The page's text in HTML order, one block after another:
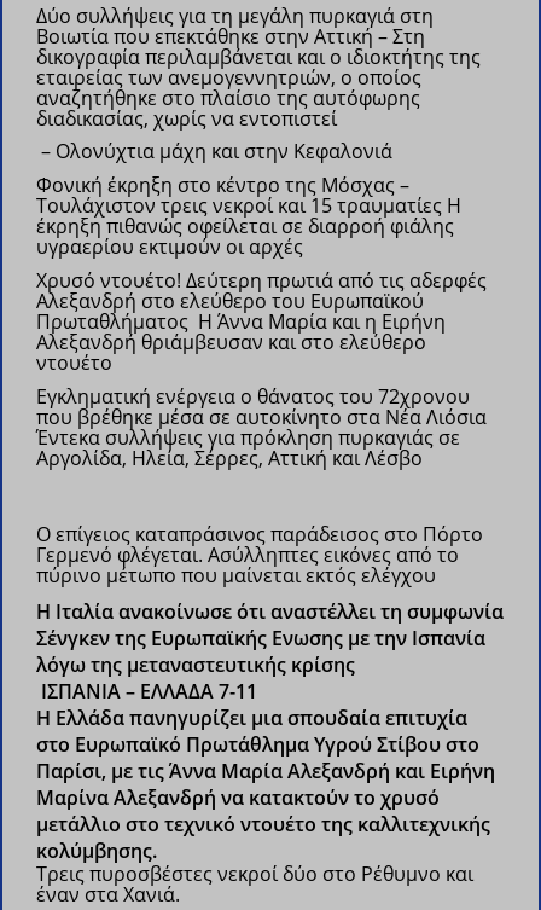
Δύο συλλήψεις για τη μεγάλη πυρκαγιά στη
Βοιωτία που επεκτάθηκε στην Αττική – Στη
δικογραφία περιλαμβάνεται και ο ιδιοκτήτης της
εταιρείας των ανεμογεννητριών, ο οποίος
αναζητήθηκε στο πλαίσιο της αυτόφωρης
διαδικασίας, χωρίς να εντοπιστεί
– Ολονύχτια μάχη και στην Κεφαλονιά
Φονική έκρηξη στο κέντρο της Μόσχας –
Τουλάχιστον τρεις νεκροί και 15 τραυματίες Η
έκρηξη πιθανώς οφείλεται σε διαρροή φιάλης
υγραερίου εκτιμούν οι αρχές
Χρυσό ντουέτο! Δεύτερη πρωτιά από τις αδερφές
Αλεξανδρή στο ελεύθερο του Ευρωπαϊκού
Πρωταθλήματος Η Άννα Μαρία και η Ειρήνη
Αλεξανδρή θριάμβευσαν και στο ελεύθερο
ντουέτο
Εγκληματική ενέργεια ο θάνατος του 72χρονου
που βρέθηκε μέσα σε αυτοκίνητο στα Νέα Λιόσια
Έντεκα συλλήψεις για πρόκληση πυρκαγιάς σε
Αργολίδα, Ηλεία, Σέρρες, Αττική και Λέσβο
Ο επίγειος καταπράσινος παράδεισος στο Πόρτο
Γερμενό φλέγεται. Ασύλληπτες εικόνες από το
πύρινο μέτωπο που μαίνεται εκτός ελέγχου
H Ιταλία ανακοίνωσε ότι αναστέλλει τη συμφωνία
Σένγκεν της Ευρωπαϊκής Ενωσης με την Ισπανία
λόγω της μεταναστευτικής κρίσης
ΙΣΠΑΝΙΑ – ΕΛΛΑΔΑ 7-11
H Ελλάδα πανηγυρίζει μια σπουδαία επιτυχία
στο Ευρωπαϊκό Πρωτάθλημα Υγρού Στίβου στο
Παρίσι, με τις Άννα Μαρία Αλεξανδρή και Ειρήνη
Μαρίνα Αλεξανδρή να κατακτούν το χρυσό
μετάλλιο στο τεχνικό ντουέτο της καλλιτεχνικής
κολύμβησης.
Τρεις πυροσβέστες νεκροί δύο στο Ρέθυμνο και
έναν στα Χανιά.